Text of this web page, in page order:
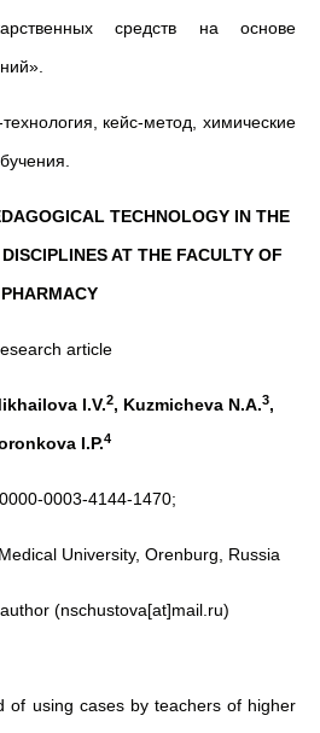
средств на основе
технология, кейс-метод, химические
TECHNOLOGY IN THE
AT THE FACULTY OF
PHARMACY
article
I.V.2, Kuzmicheva N.A.3,
I.P.4
0003-4144-1470;
University, Orenburg, Russia
(nschustova[at]mail.ru)
of using cases by teachers of higher